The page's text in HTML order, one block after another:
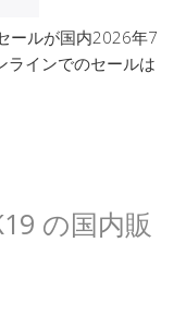
ールが国内2026年7
ラインでのセールは
の国内販